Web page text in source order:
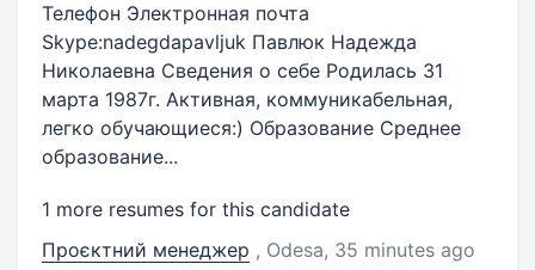
Телефон Электронная почта
Skype:nadegdapavljuk Павлюк Надежда
Николаевна Сведения о себе Родилась 31
марта 1987г. Активная, коммуникабельная,
легко обучающиеся:) Образование Среднее
образование...
1 more resumes for this candidate
Проєктний менеджер , Odesa, 35 minutes ago